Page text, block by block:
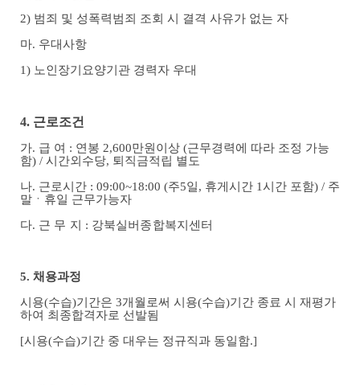
2) 범죄 및 성폭력범죄 조회 시 결격 사유가 없는 자
마. 우대사항
1) 노인장기요양기관 경력자 우대
4. 근로조건
가. 급 여 : 연봉 2,600만원이상 (근무경력에 따라 조정 가능
함) / 시간외수당, 퇴직금적립 별도
나. 근로시간 : 09:00~18:00 (주5일, 휴게시간 1시간 포함) / 주
말 ㆍ 휴일 근무가능자
다. 근 무 지 : 강북실버종합복지센터
5. 채용과정
시용(수습)기간은 3개월로써 시용(수습)기간 종료 시 재평가
하여 최종합격자로 선발됨
[시용(수습)기간 중 대우는 정규직과 동일함.]